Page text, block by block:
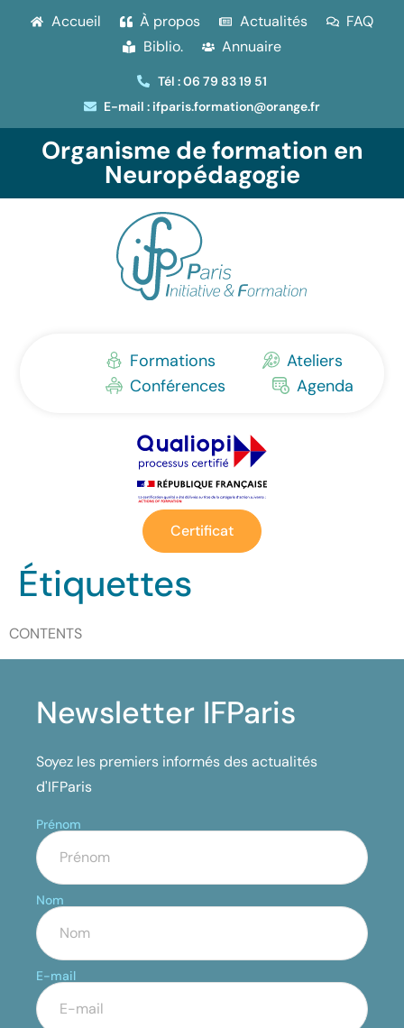
Accueil À propos Actualités
FAQ
Biblio.
Annuaire
Tél : 06 79 83 19 51
E-mail : ifparis.formation@orange.fr
Organisme de formation en
Neuropédagogie
Formations
Ateliers
Conférences
Agenda
Certificat
Étiquettes
CONTENTS
Newsletter IFParis
Soyez les premiers informés des actualités
d'IFParis
Prénom
Nom
E-mail